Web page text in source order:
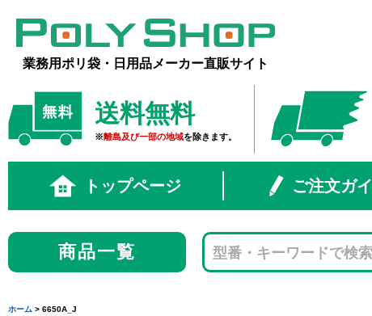
業務用ポリ袋・日用品メーカー直販サイト
送料無料
※離島及び一部の地域を除きます。
トップページ ご注文ガ
商品一覧
ホーム > 6650A_J